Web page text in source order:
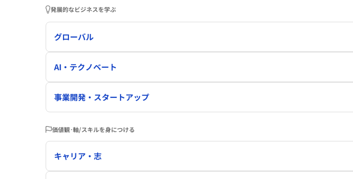
発展的なビジネスを学ぶ
グローバル
AI・テクノベート
事業開発・スタートアップ
価値観･軸/スキルを身につける
キャリア・志